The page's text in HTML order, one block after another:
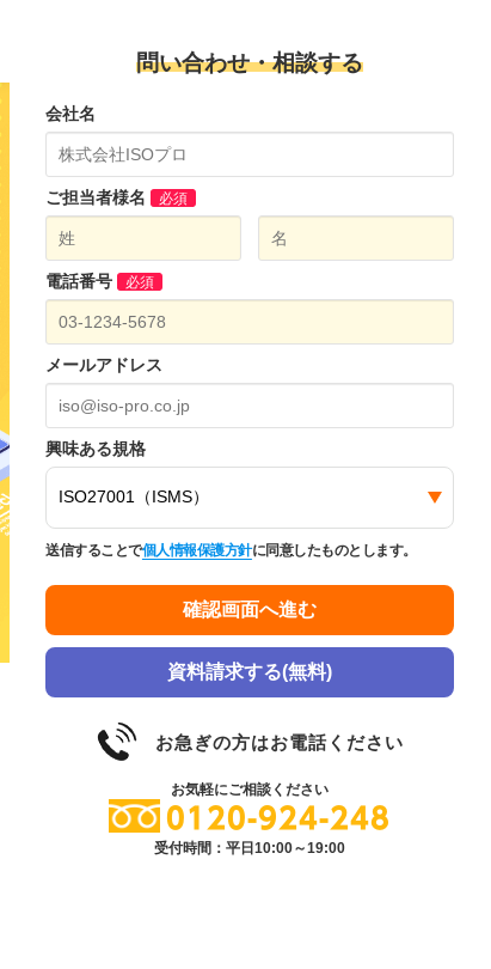
問い合わせ・相談する
会社名
ご担当者様名 必須
電話番号 必須
メールアドレス
興味ある規格
送信することで個人情報保護方針に同意したものとします。
資料請求する(無料)
お急ぎの方はお電話ください
お気軽にご相談ください
0120-924-248
受付時間：平日10:00～19:00